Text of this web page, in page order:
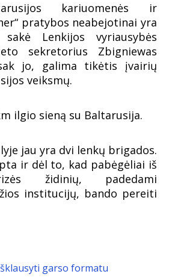
kariuomenės ir
pratybos neabejotinai yra
Lenkijos vyriausybės
sekretorius Zbigniewas
jo, galima tikėtis įvairių
veiksmų.
ilgio sieną su Baltarusija.
jau yra dvi lenkų brigados.
ir dėl to, kad pabėgėliai iš
židinių, padedami
institucijų, bando pereiti
garso formatu